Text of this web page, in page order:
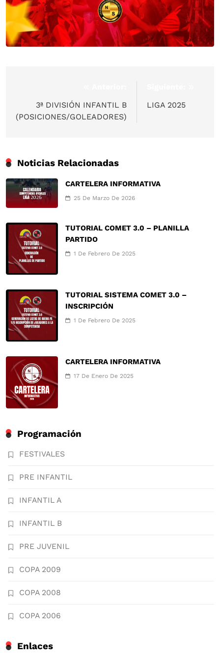
entradas
3ª DIVISIÓN INFANTIL B
(POSICIONES/GOLEADORES)
LIGA 2025
Noticias Relacionadas
CARTELERA INFORMATIVA
25 De Marzo De 2026
TUTORIAL COMET 3.0 – PLANILLA
PARTIDO
1 De Febrero De 2025
TUTORIAL SISTEMA COMET 3.0 –
INSCRIPCIÓN
1 De Febrero De 2025
CARTELERA INFORMATIVA
17 De Enero De 2025
Programación
FESTIVALES
PRE INFANTIL
INFANTIL A
INFANTIL B
PRE JUVENIL
COPA 2009
COPA 2008
COPA 2006
Enlaces